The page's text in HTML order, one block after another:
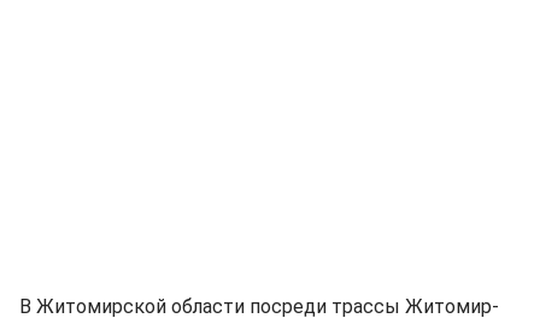
В Житомирской области посреди трассы Житомир-